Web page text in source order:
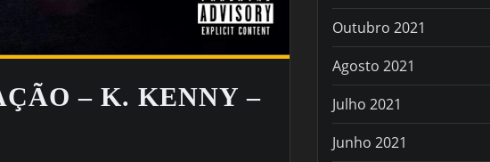
– K. KENNY –
Outubro 2021
Agosto 2021
Julho 2021
Junho 2021